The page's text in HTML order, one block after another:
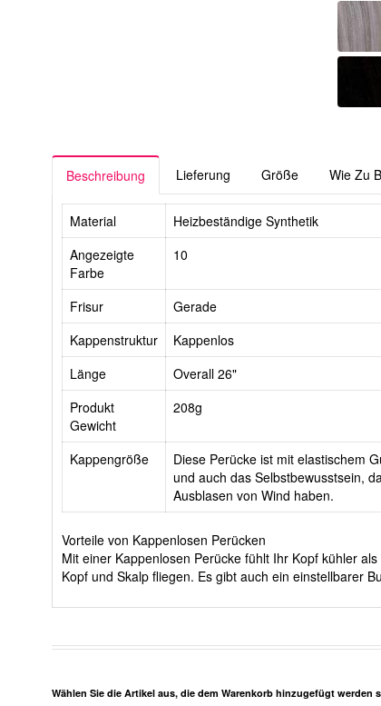
Beschreibung Lieferung Größe Wie Zu
Material
Heizbeständige Synthetik
Angezeigte
Farbe
10
Frisur
Gerade
Kappenstruktur
Kappenlos
Länge
Overall 26"
Produkt
Gewicht
208g
Kappengröße
Diese Perücke ist mit elastischem
und auch das Selbstbewusstsein,
Ausblasen von Wind haben.
Vorteile von Kappenlosen Perücken
Mit einer Kappenlosen Perücke fühlt Ihr Kopf kühler
Kopf und Skalp fliegen. Es gibt auch ein einstellbarer
Wählen Sie die Artikel aus, die dem Warenkorb hinzugefügt werden